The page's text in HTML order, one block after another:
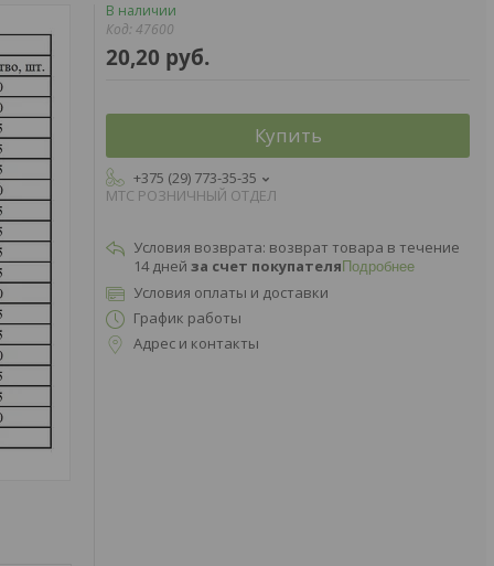
В наличии
Код: 47600
20,20 руб.
Купить
+375 (29) 773-35-35
МТС РОЗНИЧНЫЙ ОТДЕЛ
возврат товара в течение
14 дней за счет покупателя Подробнее
Условия оплаты и доставки
График работы
Адрес и контакты